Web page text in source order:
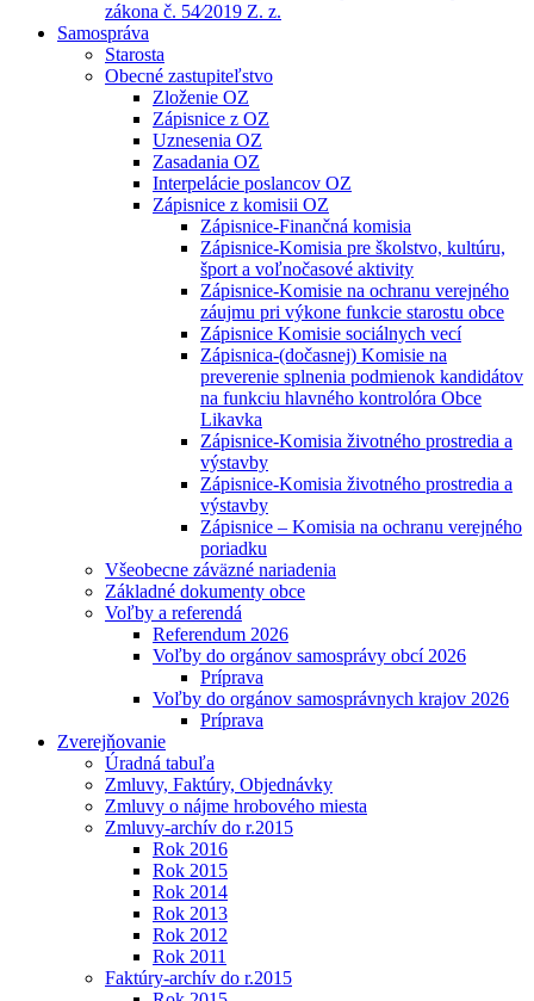
zákona č. 54⁄2019 Z. z.
Samospráva
Starosta
Obecné zastupiteľstvo
Zloženie OZ
Zápisnice z OZ
Uznesenia OZ
Zasadania OZ
Interpelácie poslancov OZ
Zápisnice z komisii OZ
Zápisnice-Finančná komisia
Zápisnice-Komisia pre školstvo, kultúru,
šport a voľnočasové aktivity
Zápisnice-Komisie na ochranu verejného
záujmu pri výkone funkcie starostu obce
Zápisnice Komisie sociálnych vecí
Zápisnica-(dočasnej) Komisie na
preverenie splnenia podmienok kandidátov
na funkciu hlavného kontrolóra Obce
Likavka
Zápisnice-Komisia životného prostredia a
výstavby
Zápisnice-Komisia životného prostredia a
výstavby
Zápisnice – Komisia na ochranu verejného
poriadku
Všeobecne záväzné nariadenia
Základné dokumenty obce
Voľby a referendá
Referendum 2026
Voľby do orgánov samosprávy obcí 2026
Príprava
Voľby do orgánov samosprávnych krajov 2026
Príprava
Zverejňovanie
Úradná tabuľa
Zmluvy, Faktúry, Objednávky
Zmluvy o nájme hrobového miesta
Zmluvy-archív do r.2015
Rok 2016
Rok 2015
Rok 2014
Rok 2013
Rok 2012
Rok 2011
Faktúry-archív do r.2015